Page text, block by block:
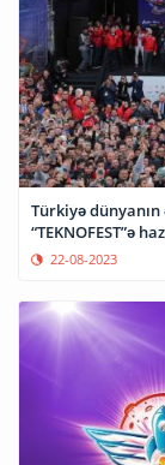
Türkiyə
“TEKNOFEST”ə
22-08-2023